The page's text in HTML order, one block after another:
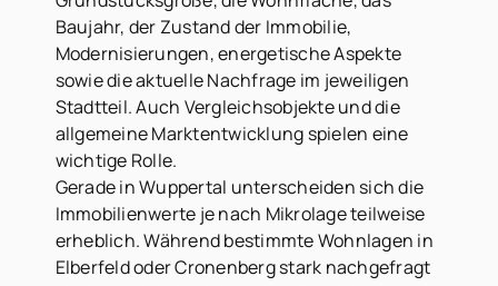
Baujahr, der Zustand der Immobilie,
Modernisierungen, energetische Aspekte
sowie die aktuelle Nachfrage im jeweiligen
Stadtteil. Auch Vergleichsobjekte und die
allgemeine Marktentwicklung spielen eine
wichtige Rolle.
Gerade in Wuppertal unterscheiden sich die
Immobilienwerte je nach Mikrolage teilweise
erheblich. Während bestimmte Wohnlagen in
Elberfeld oder Cronenberg stark nachgefragt